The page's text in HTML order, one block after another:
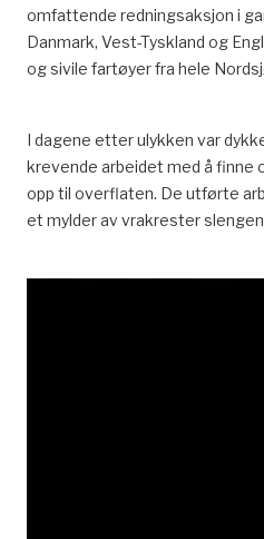
omfattende redningsaksjon i
Danmark, Vest-Tyskland og
og sivile fartøyer fra hele
I dagene etter ulykken var
krevende arbeidet med å finne
opp til overflaten. De utførte
et mylder av vrakrester